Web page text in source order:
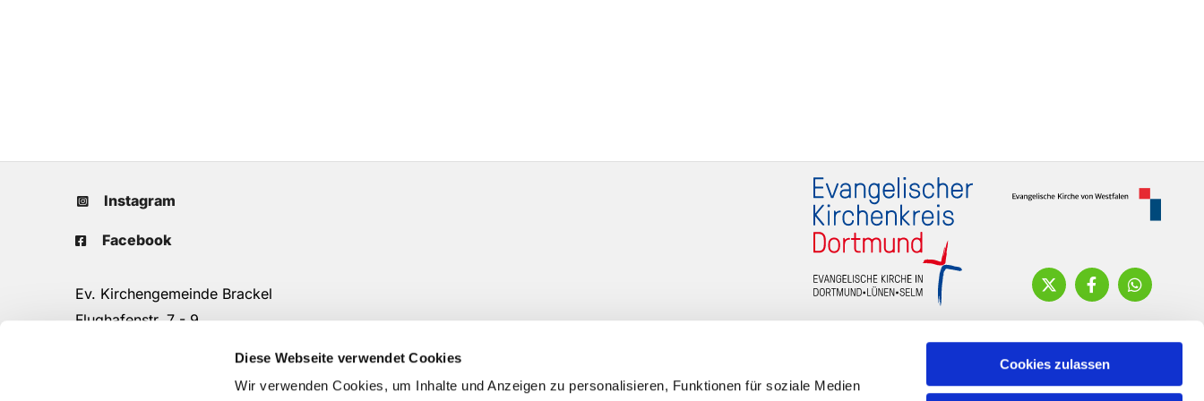
Diese Webseite verwendet Cookies
Wir verwenden Cookies, um Inhalte und Anzeigen zu personalisieren, Funktionen für soziale Medien
Cookies zulassen
Instagram
Facebook
Ev. Kirchengemeinde Brackel
Flughafenstr. 7 - 9
do-kg.brackel-gemeindebuero@ekkdo.de